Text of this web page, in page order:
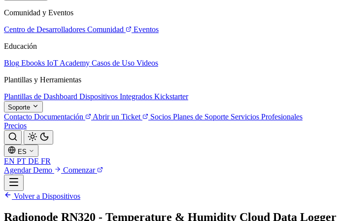
Comunidad y Eventos
Centro de Desarrolladores Comunidad
Eventos
Educación
Blog Ebooks IoT Academy Casos de Uso Videos
Plantillas y Herramientas
Plantillas de Dashboard Dispositivos Integrados Kickstarter
Soporte
Contacto Documentación Abrir un Ticket Socios Planes de Soporte Servicios Profesionales
Precios
ES
EN PT DE FR
Agendar Demo
Comenzar
Volver a Dispositivos
Radionode RN320 - Temperature & Humidity Cloud Data Logger